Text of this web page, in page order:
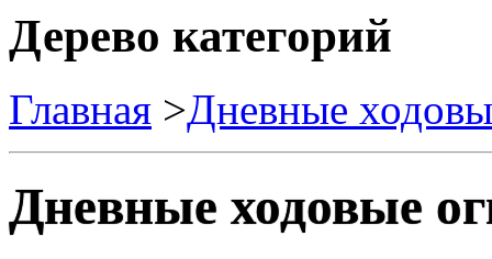
Дерево категорий
Главная >Дневные
Дневные ходовые